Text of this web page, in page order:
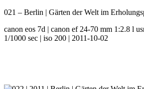
021 – Berlin | Gärten der Welt im
canon eos 7d | canon ef 24-70 mm 1:2.8 l
1/1000 sec | iso 200 | 2011-10-02